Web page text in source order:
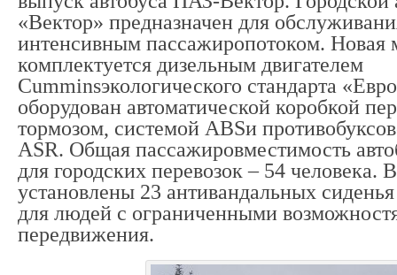
«Вектор» предназначен для
интенсивным пассажиропотоком. Новая
комплектуется дизельным двигателем
Cumminsэкологического стандарта
оборудован автоматической коробкой
тормозом, системой АВSи
ASR. Общая пассажировместимость
для городских перевозок – 54 человека.
установлены 23 антивандальных
для людей с ограниченными
передвижения.